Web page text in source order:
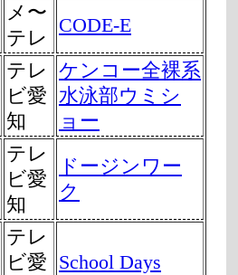
メ〜
テレ
CODE-E
テレ
ビ愛
知
ケンコー全裸系
水泳部ウミシ
ョー
テレ
ビ愛
知
ドージンワー
ク
テレ
ビ愛 School Days